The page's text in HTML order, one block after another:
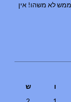
ממש לא משהו! אין
ו
ש